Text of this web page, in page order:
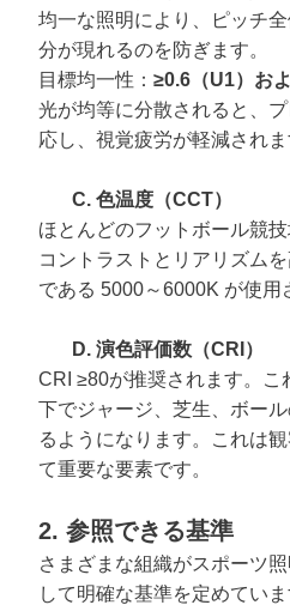
均一な照明により、ピッチ
分が現れるのを防ぎます。
目標均一性： ≥0.6（U1）お
光が均等に分散されると、
応し、視覚疲労が軽減されま
C. 色温度（CCT）
ほとんどのフットボール競
コントラストとリアリズム
である 5000～6000K が使用
D. 演色評価数（CRI）
CRI ≥80が推奨されます。
下でジャージ、芝生、ボー
るようになります。これは
て重要な要素です。
2. 参照できる基準
さまざまな組織がスポーツ
して明確な基準を定めていま